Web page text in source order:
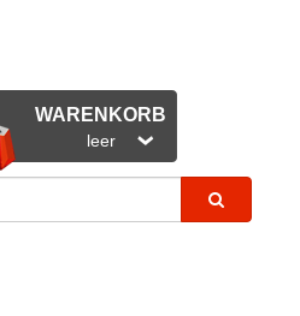
WARENKORB
leer